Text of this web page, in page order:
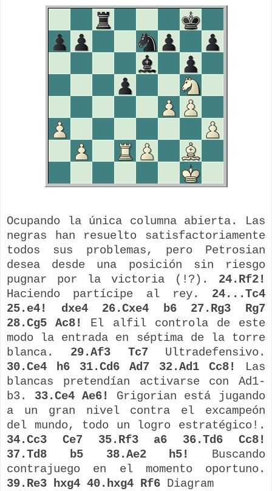
Ocupando la única columna abierta. Las
negras han resuelto satisfactoriamente
todos sus problemas, pero Petrosian
desea desde una posición sin riesgo
pugnar por la victoria (!?). 24.Rf2!
Haciendo partícipe al rey. 24...Tc4
25.e4! dxe4 26.Cxe4 b6 27.Rg3 Rg7
28.Cg5 Ac8! El alfil controla de este
modo la entrada en séptima de la torre
blanca. 29.Af3 Tc7 Ultradefensivo.
30.Ce4 h6 31.Cd6 Ad7 32.Ad1 Cc8! Las
blancas pretendían activarse con Ad1-
b3. 33.Ce4 Ae6! Grigorian está jugando
a un gran nivel contra el excampeón
del mundo, todo un logro estratégico!.
34.Cc3 Ce7 35.Rf3 a6 36.Td6 Cc8!
37.Td8 b5 38.Ae2 h5! Buscando
contrajuego en el momento oportuno.
39.Re3 hxg4 40.hxg4 Rf6 Diagram